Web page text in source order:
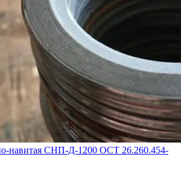
навитая СНП-Д-1200 ОСТ 26.260.454-